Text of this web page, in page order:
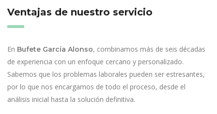
Ventajas de nuestro servicio
En Bufete García Alonso, combinamos más de seis décadas
de experiencia con un enfoque cercano y personalizado.
Sabemos que los problemas laborales pueden ser estresantes,
por lo que nos encargamos de todo el proceso, desde el
análisis inicial hasta la solución definitiva.